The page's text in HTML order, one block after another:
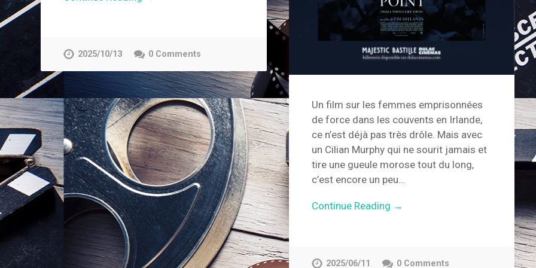
2025/10/13 0 Comments
Un film sur les femmes emprisonnées
de force dans les couvents en Irlande,
ce n’est déjà pas très drôle. Mais avec
un Cilian Murphy qui ne sourit jamais et
tire une gueule morose tout du long,
c’est encore un peu…
Continue Reading →
2025/06/11 0 Comments